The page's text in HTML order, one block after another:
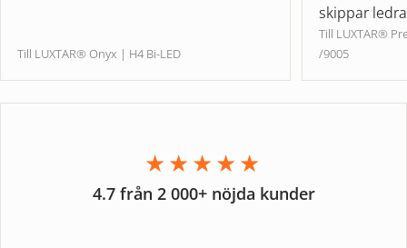
Till LUXTAR® Onyx | H4 Bi-LED
skippar
Till LUXTAR®
/9005
★★★★★
4.7 från 2 000+ nöjda kunder